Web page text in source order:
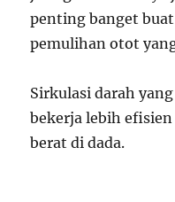
penting banget
pemulihan otot
Sirkulasi darah
bekerja lebih
berat di dada.